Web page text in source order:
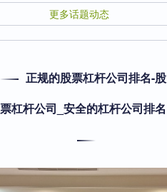
更多话题动态
正规的股票杠杆公司排名-股
票杠杆公司_安全的杠杆公司排名